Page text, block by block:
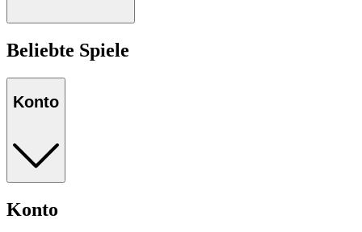
Beliebte Spiele
Konto
Konto